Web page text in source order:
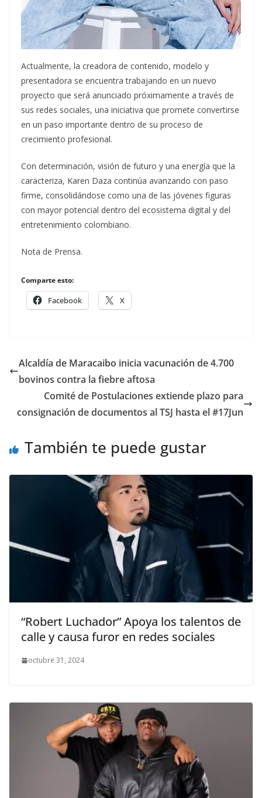
Actualmente, la creadora de contenido, modelo y
presentadora se encuentra trabajando en un nuevo
proyecto que será anunciado próximamente a través de
sus redes sociales, una iniciativa que promete convertirse
en un paso importante dentro de su proceso de
crecimiento profesional.
Con determinación, visión de futuro y una energía que la
caracteriza, Karen Daza continúa avanzando con paso
firme, consolidándose como una de las jóvenes figuras
con mayor potencial dentro del ecosistema digital y del
entretenimiento colombiano.
Nota de Prensa.
Comparte esto:
Facebook X
Alcaldía de Maracaibo inicia vacunación de 4.700
bovinos contra la fiebre aftosa
Comité de Postulaciones extiende plazo para
consignación de documentos al TSJ hasta el #17Jun
También te puede gustar
“Robert Luchador” Apoya los talentos de
calle y causa furor en redes sociales
octubre 31, 2024